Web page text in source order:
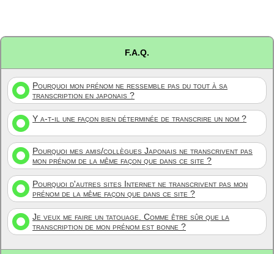
F.A.Q.
Pourquoi mon prénom ne ressemble pas du tout à sa
transcription en japonais ?
Y a-t-il une façon bien déterminée de transcrire un nom ?
Pourquoi mes amis/collègues Japonais ne transcrivent pas
mon prénom de la même façon que dans ce site ?
Pourquoi d'autres sites Internet ne transcrivent pas mon
prénom de la même façon que dans ce site ?
Je veux me faire un tatouage. Comme être sûr que la
transcription de mon prénom est bonne ?